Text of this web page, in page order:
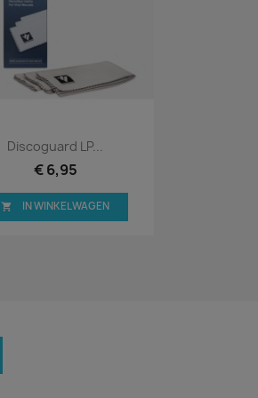
Snel bekijken
Discoguard LP...
€ 6,95
 IN WINKELWAGEN